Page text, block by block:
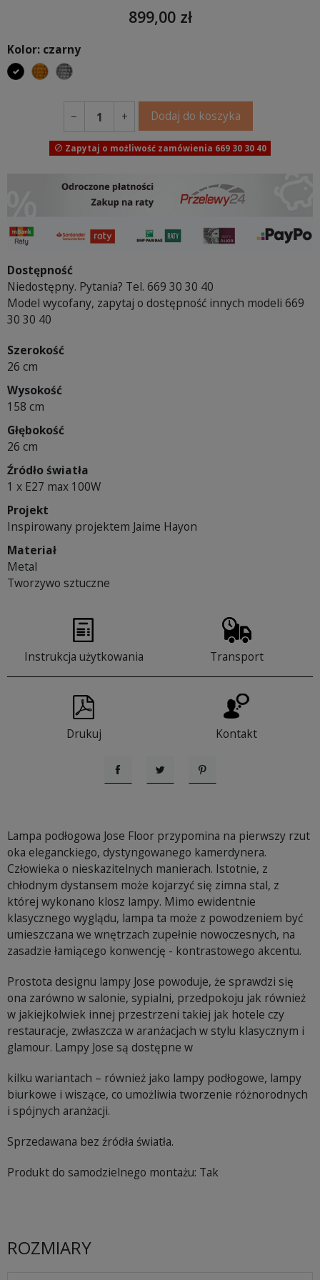
899,00 zł
Kolor: czarny
czarnyzłotysrebrny
− + Dodaj do koszyka
 Zapytaj o możliwość zamówienia 669 30 30 40
Dostępność
Niedostępny. Pytania? Tel. 669 30 30 40
Model wycofany, zapytaj o dostępność innych modeli 669
30 30 40
Szerokość
26 cm
Wysokość
158 cm
Głębokość
26 cm
Źródło światła
1 x E27 max 100W
Projekt
Inspirowany projektem Jaime Hayon
Materiał
Metal
Tworzywo sztuczne
Instrukcja użytkowania Transport
Drukuj Kontakt
UdostępnijTweetujPinterest
Lampa podłogowa Jose Floor przypomina na pierwszy rzut
oka eleganckiego, dystyngowanego kamerdynera.
Człowieka o nieskazitelnych manierach. Istotnie, z
chłodnym dystansem może kojarzyć się zimna stal, z
której wykonano klosz lampy. Mimo ewidentnie
klasycznego wyglądu, lampa ta może z powodzeniem być
umieszczana we wnętrzach zupełnie nowoczesnych, na
zasadzie łamiącego konwencję - kontrastowego akcentu.
Prostota designu lampy Jose powoduje, że sprawdzi się
ona zarówno w salonie, sypialni, przedpokoju jak również
w jakiejkolwiek innej przestrzeni takiej jak hotele czy
restauracje, zwłaszcza w aranżacjach w stylu klasycznym i
glamour. Lampy Jose są dostępne w
kilku wariantach – również jako lampy podłogowe, lampy
biurkowe i wiszące, co umożliwia tworzenie różnorodnych
i spójnych aranżacji.
Sprzedawana bez źródła światła.
Produkt do samodzielnego montażu: Tak
ROZMIARY